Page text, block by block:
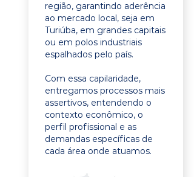
região, garantindo aderência
ao mercado local, seja em
Turiúba, em grandes capitais
ou em polos industriais
espalhados pelo país.
Com essa capilaridade,
entregamos processos mais
assertivos, entendendo o
contexto econômico, o
perfil profissional e as
demandas específicas de
cada área onde atuamos.